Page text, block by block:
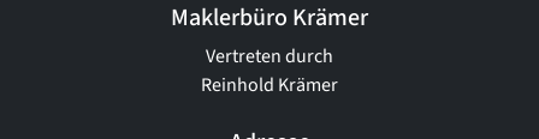
Maklerbüro Krämer
Vertreten durch
Reinhold Krämer